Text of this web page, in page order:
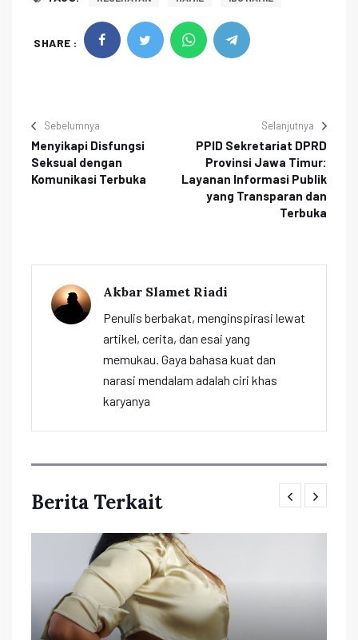
SHARE :
Sebelumnya
Menyikapi Disfungsi
Seksual dengan
Komunikasi Terbuka
Selanjutnya
PPID Sekretariat DPRD
Provinsi Jawa Timur:
Layanan Informasi Publik
yang Transparan dan
Terbuka
Akbar Slamet Riadi
Penulis berbakat, menginspirasi lewat
artikel, cerita, dan esai yang
memukau. Gaya bahasa kuat dan
narasi mendalam adalah ciri khas
karyanya
Berita Terkait